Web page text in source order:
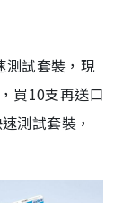
試套裝，現
買10支再送口
測試套裝，